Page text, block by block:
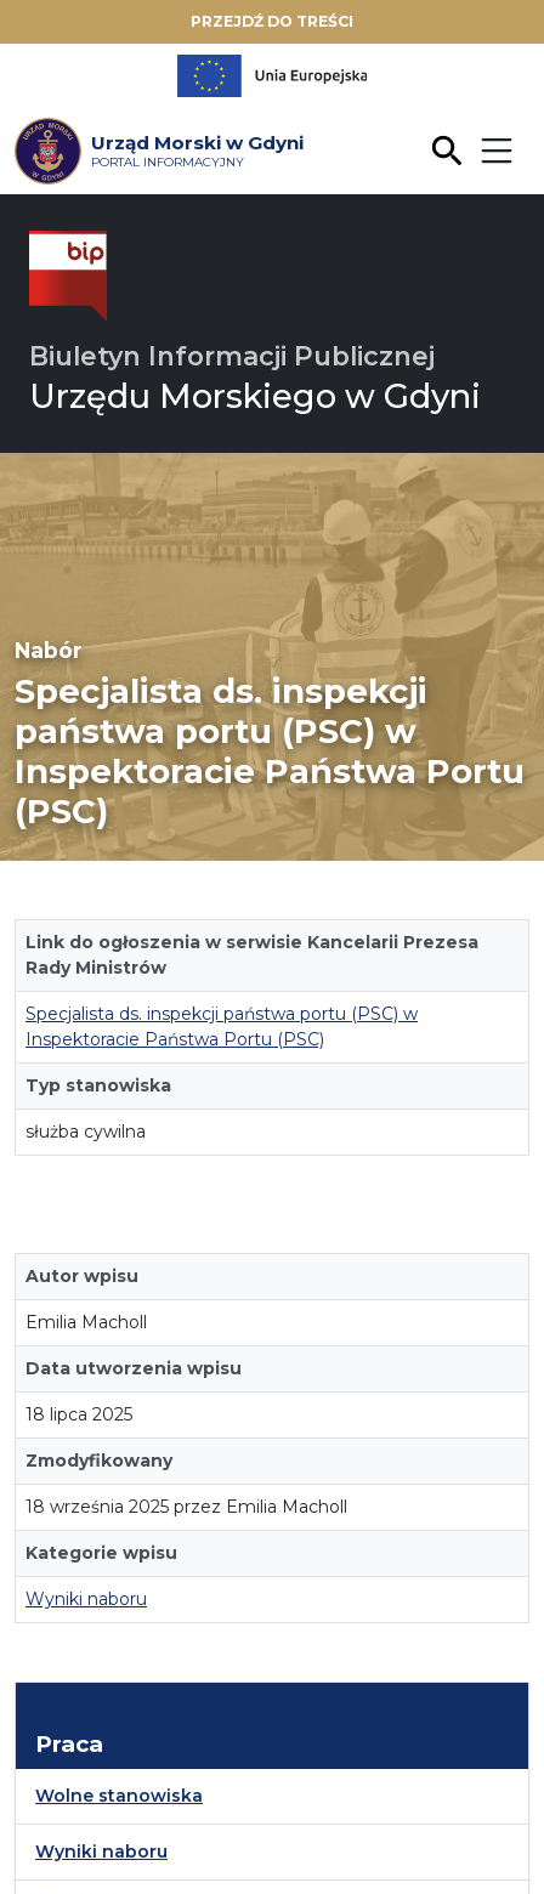
PRZEJDŹ DO TREŚCI
Urząd Morski w Gdyni
PORTAL INFORMACYJNY
Biuletyn Informacji Publicznej
Urzędu Morskiego w Gdyni
Nabór
Specjalista ds. inspekcji
państwa portu (PSC) w
Inspektoracie Państwa Portu
(PSC)
Link do ogłoszenia w serwisie Kancelarii Prezesa
Rady Ministrów
Specjalista ds. inspekcji państwa portu (PSC) w
Inspektoracie Państwa Portu (PSC)
Typ stanowiska
służba cywilna
Autor wpisu
Emilia Macholl
Data utworzenia wpisu
18 lipca 2025
Zmodyfikowany
18 września 2025 przez Emilia Macholl
Kategorie wpisu
Wyniki naboru
Praca
Wolne stanowiska
Wyniki naboru